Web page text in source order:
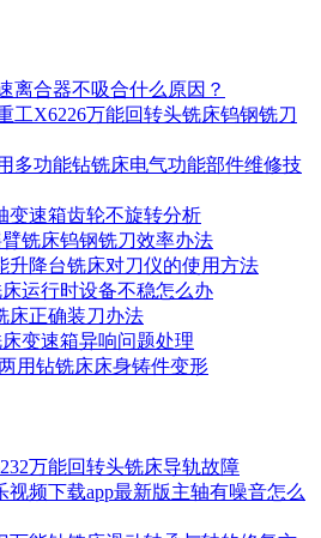
合器不吸合什么原因？
工X6226万能回转头铣床钨钢铣刀
多功能钻铣床电气功能部件维修技
变速箱齿轮不旋转分析
铣床钨钢铣刀效率办法
升降台铣床对刀仪的使用方法
运行时设备不稳怎么办
床正确装刀办法
变速箱异响问题处理
用钻铣床床身铸件变形
万能回转头铣床导轨故障
视频下载app最新版主轴有噪音怎么